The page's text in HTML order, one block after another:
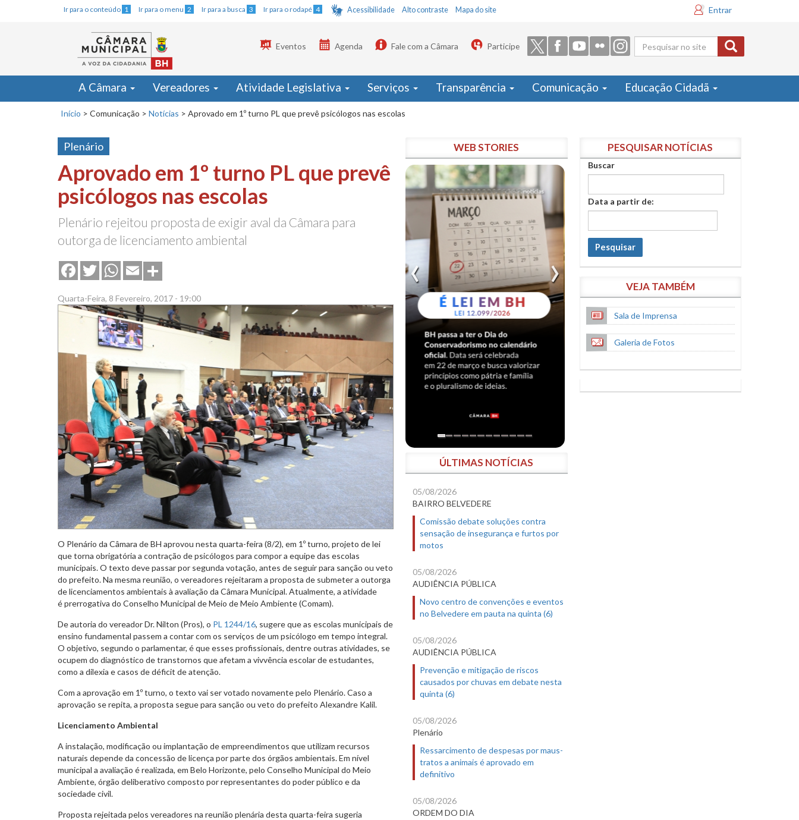
Ir para o conteúdo 1 Ir para o menu 2 Ir para a busca 3 Ir para o rodapé 4 Acessibilidade Alto contraste Mapa do site Entrar
Formulário
de busca
Eventos Agenda Fale com a Câmara Participe
A Câmara Vereadores Atividade Legislativa Serviços Transparência Comunicação Educação Cidadã
Início > Comunicação > Notícias > Aprovado em 1º turno PL que prevê psicólogos nas escolas
Plenário
Aprovado em 1º turno PL que prevê
psicólogos nas escolas
Plenário rejeitou proposta de exigir aval da Câmara para
outorga de licenciamento ambiental
FacebookTwitterWhatsApp
Email
Quarta-Feira, 8 Fevereiro, 2017 - 19:00
O Plenário da Câmara de BH aprovou nesta quarta-feira (8/2), em 1º turno, projeto de lei
que torna obrigatória a contração de psicólogos para compor a equipe das escolas
municipais. O texto deve passar por segunda votação, antes de seguir para sanção ou veto
do prefeito. Na mesma reunião, o vereadores rejeitaram a proposta de submeter a outorga
de licenciamentos ambientais à avaliação da Câmara Municipal. Atualmente, a atividade
é prerrogativa do Conselho Municipal de Meio de Meio Ambiente (Comam).
De autoria do vereador Dr. Nilton (Pros), o PL 1244/16, sugere que as escolas municipais de
ensino fundamental passem a contar com os serviços de um psicólogo em tempo integral.
O objetivo, segundo o parlamentar, é que esses profissionais, dentre outras atividades, se
ocupem do diagnóstico de transtornos que afetam a vivvência escolar de estudantes,
como a dilexia e casos de déficit de atenção.
Com a aprovação em 1º turno, o texto vai ser votado novamente pelo Plenário. Caso a
aprovação se repita, a proposta segue para sanção ou veto do prefeito Alexandre Kalil.
Licenciamento Ambiental
A instalação, modificação ou implantação de empreendimentos que utilizam recursos
naturais depende da concessão de licença por parte dos órgãos ambientais. Em nível
municipal a avaliação é realizada, em Belo Horizonte, pelo Conselho Municipal do Meio
Ambiente, órgão deliberativo composto por representantes do poder público e da
sociedade civil.
Proposta rejeitada pelos vereadores na reunião plenária desta quarta-feira sugeria
WEB STORIES
ÚLTIMAS NOTÍCIAS
05/08/2026
BAIRRO BELVEDERE
Comissão debate soluções contra
sensação de insegurança e furtos por
motos
05/08/2026
AUDIÊNCIA PÚBLICA
Novo centro de convenções e eventos
no Belvedere em pauta na quinta (6)
05/08/2026
AUDIÊNCIA PÚBLICA
Prevenção e mitigação de riscos
causados por chuvas em debate nesta
quinta (6)
05/08/2026
Plenário
Ressarcimento de despesas por maus-
tratos a animais é aprovado em
definitivo
05/08/2026
ORDEM DO DIA
PESQUISAR NOTÍCIAS
Buscar
Data a partir de:
Pesquisar
VEJA TAMBÉM
Sala de Imprensa
Galeria de Fotos